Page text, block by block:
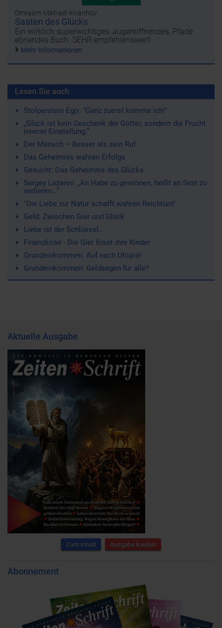
Omraam Mikhaël Aïvanhov
Saaten des Glücks
Ein wirklich superwichtiges, augenöffnendes, Pfade
ebnendes Buch. SEHR empfehlenswert!
Mehr Informationen
Lesen Sie auch
Stolperstein Ego: "Ganz zuerst komme ich!"
„Glück ist kein Geschenk der Götter, sondern die Frucht
innerer Einstellung.“
Der Mensch – Besser als sein Ruf
Das Geheimnis wahren Erfolgs
Gesucht: Das Geheimnis des Glücks
Sergey Lazarev: „An Habe zu gewinnen, heißt an Sein zu
verlieren…“
"Die Liebe zur Natur schafft wahren Reichtum"
Geld: Zwischen Gier und Glück
Liebe ist der Schlüssel…
Finanzkrise - Die Gier frisst ihre Kinder
Grundeinkommen: Auf nach Utopia!
Grundeinkommen: Geldsegen für alle?
Aktuelle Ausgabe
Zum Inhalt Ausgabe kaufen
Abonnement